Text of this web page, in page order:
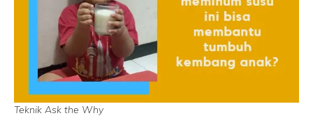
Teknik Ask the Why